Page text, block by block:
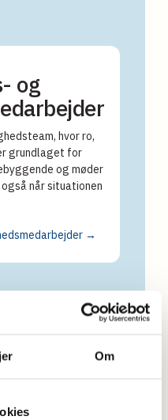
Om
og
hvor ro,
grundlaget for
og møder
når situationen
→
med respekt,